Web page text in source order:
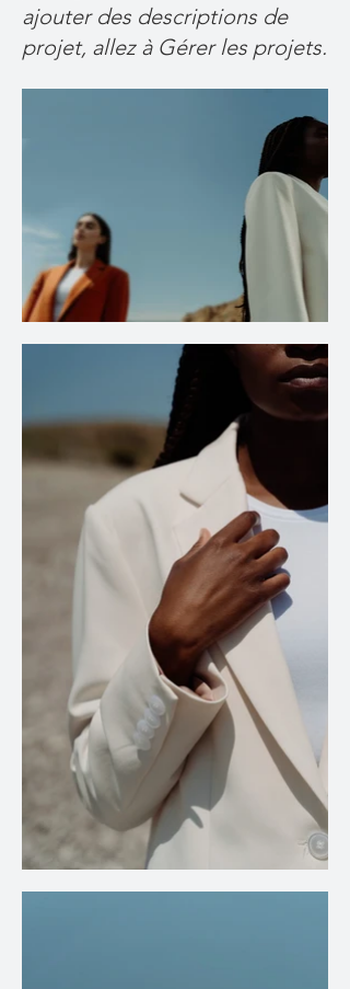
ajouter des descriptions de
projet, allez à Gérer les projets.